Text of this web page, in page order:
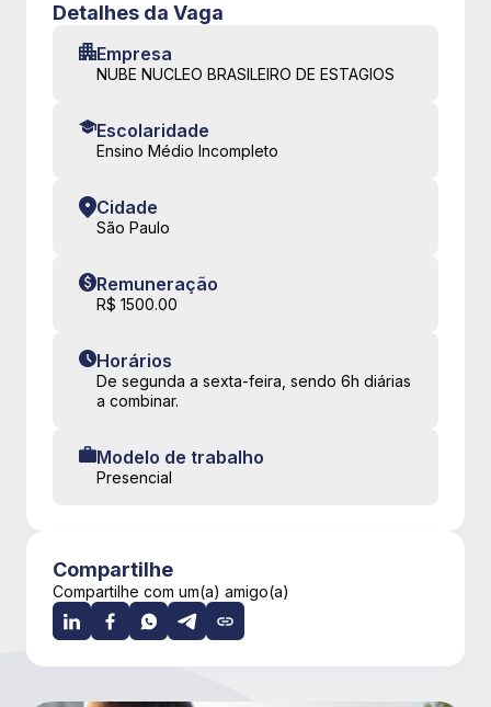
Detalhes da Vaga
Empresa
NUBE NUCLEO BRASILEIRO DE ESTAGIOS
Escolaridade
Ensino Médio Incompleto
Cidade
São Paulo
Remuneração
R$ 1500.00
Horários
De segunda a sexta-feira, sendo 6h diárias
a combinar.
Modelo de trabalho
Presencial
Compartilhe
Compartilhe com um(a) amigo(a)